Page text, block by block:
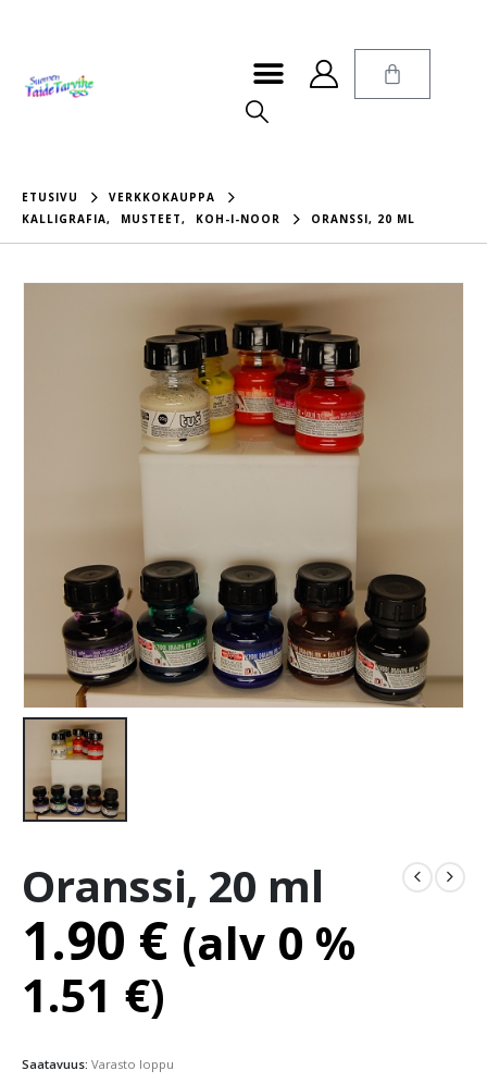
ETUSIVU
VERKKOKAUPPA
KALLIGRAFIA, MUSTEET, KOH-I-NOOR ORANSSI, 20 ML
Oranssi, 20 ml
1.90 € (alv 0 %
1.51 €)
Saatavuus: Varasto loppu